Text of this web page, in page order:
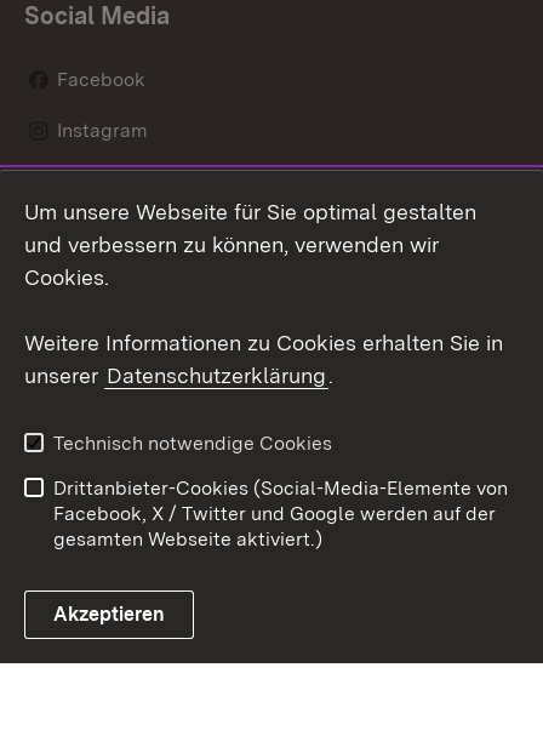
Social Media
Facebook
Instagram
Mastodon
Youtube
Link zum Landesportal
Kontakt
Datenschutz
Barrierefreiheit
Impressum Cookies
Um unsere Webseite für Sie optimal gestalten
und verbessern zu können, verwenden wir
Cookies.
Weitere Informationen zu Cookies erhalten Sie in
unserer Datenschutzerklärung.
Technisch notwendige Cookies
Drittanbieter-Cookies (Social-Media-Elemente von
Facebook, X / Twitter und Google werden auf der
gesamten Webseite aktiviert.)
Akzeptieren